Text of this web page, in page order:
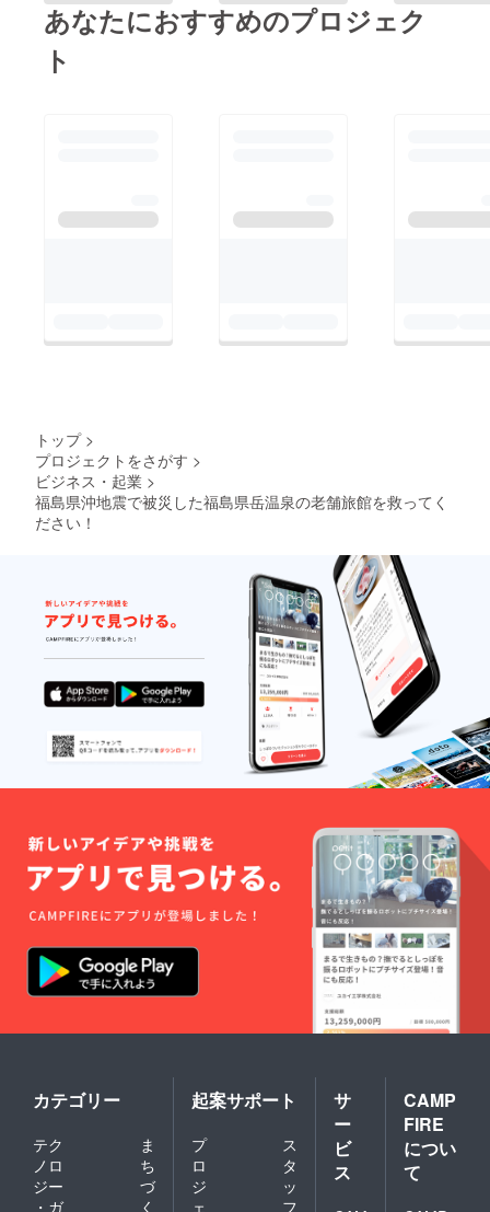
当館までご一報くださ
宿扇や 女将 鈴木亜
あなたにおすすめのプロジェク
ト
トップ >
プロジェクトをさがす >
ビジネス・起業 >
福島県沖地震で被災した福島県岳温泉の老舗旅館を救ってく
ださい！
カテゴリー
テク
ノロ
ジー
・ガ
ま
ち
づ
く
起案サポート
プ
ロ
ジ
ェ
ス
タ
ッ
フ
サ
ー
ビ
ス
CAMP
FIRE
につい
て